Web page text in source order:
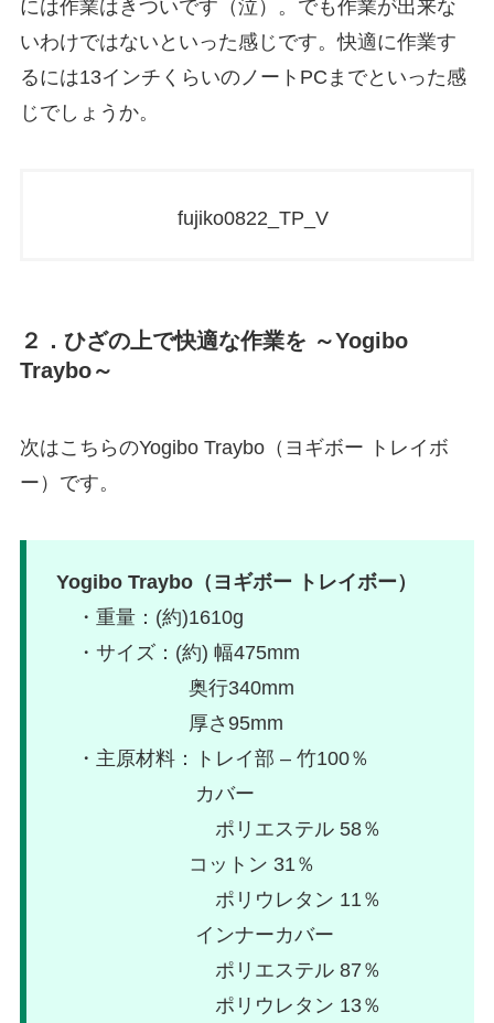
には作業はきついです（泣）。でも作業が出来な
いわけではないといった感じです。快適に作業す
るには13インチくらいのノートPCまでといった感
じでしょうか。
fujiko0822_TP_V
２．ひざの上で快適な作業を ～Yogibo
Traybo～
次はこちらのYogibo Traybo（ヨギボー トレイボ
ー）です。
Yogibo Traybo（ヨギボー トレイボー）
・重量：(約)1610g
・サイズ：(約) 幅475mm
奥行340mm
厚さ95mm
・主原材料：トレイ部 – 竹100％
カバー
ポリエステル 58％
コットン 31％
ポリウレタン 11％
インナーカバー
ポリエステル 87％
ポリウレタン 13％